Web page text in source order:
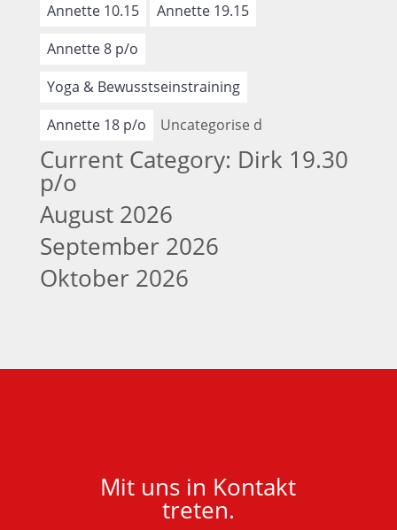
Annette 10.15
Annette 19.15
Annette 8 p/o
Yoga & Bewusstseinstraining
Annette 18 p/o
Uncategorise d
Current Category: Dirk 19.30
p/o
August 2026
September 2026
Oktober 2026
Mit uns in Kontakt
treten.